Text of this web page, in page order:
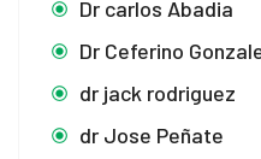
panel
Dr carlos Abadia
Dr Ceferino
dr jack rodriguez
dr Jose Peñate